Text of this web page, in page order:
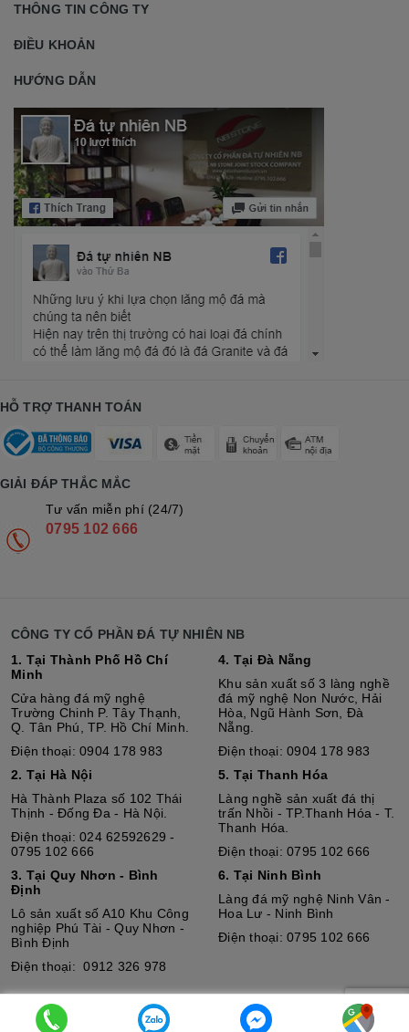
THÔNG TIN CÔNG TY
ĐIỀU KHOẢN
HƯỚNG DẪN
HỖ TRỢ THANH TOÁN
GIẢI ĐÁP THẮC MẮC
Tư vấn miễn phí (24/7)
0795 102 666
CÔNG TY CỔ PHẦN ĐÁ TỰ NHIÊN NB
1. Tại Thành Phố Hồ Chí
Minh
Cửa hàng đá mỹ nghệ
Trường Chinh P. Tây Thạnh,
Q. Tân Phú, TP. Hồ Chí Minh.
Điện thoại: 0904 178 983
2. Tại Hà Nội
Hà Thành Plaza số 102 Thái
Thịnh - Đống Đa - Hà Nội.
Điện thoại: 024 62592629 -
0795 102 666
3. Tại Quy Nhơn - Bình
Định
Lô sản xuất số A10 Khu Công
nghiệp Phú Tài - Quy Nhơn -
Bình Định
Điện thoại: 0912 326 978
4. Tại Đà Nẵng
Khu sản xuất số 3 làng nghề
đá mỹ nghệ Non Nước, Hải
Hòa, Ngũ Hành Sơn, Đà
Nẵng.
Điện thoại: 0904 178 983
5. Tại Thanh Hóa
Làng nghề sản xuất đá thị
trấn Nhồi - TP.Thanh Hóa - T.
Thanh Hóa.
Điện thoại: 0795 102 666
6. Tại Ninh Bình
Làng đá mỹ nghệ Ninh Vân -
Hoa Lư - Ninh Bình
Điện thoại: 0795 102 666
© Bản quyền thuộc về Đá tự nhiên NB